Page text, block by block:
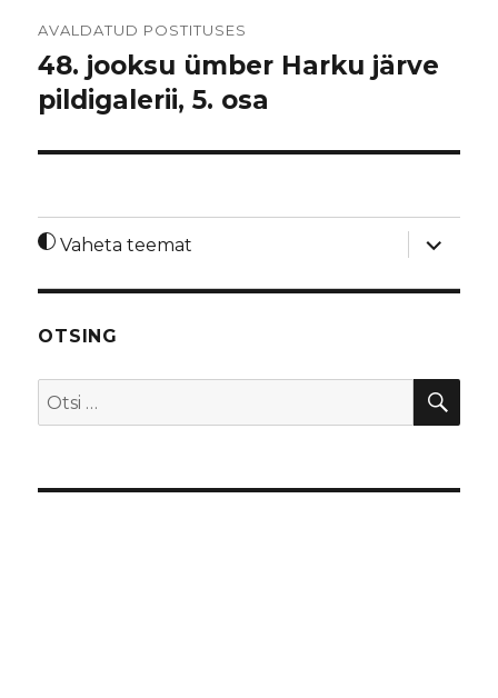
AVALDATUD POSTITUSES
48. jooksu ümber Harku järve
pildigalerii, 5. osa
Vaheta teemat
laienda
OTSING
Otsi: